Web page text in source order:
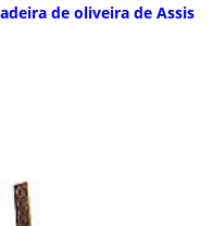
de oliveira de Assis